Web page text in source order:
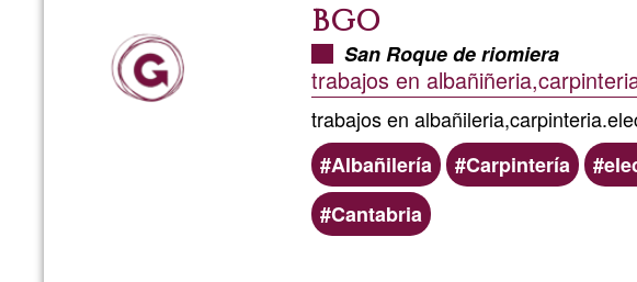
BGO
San Roque de riomiera
trabajos en
trabajos en
Albañilería
Carpintería
Cantabria